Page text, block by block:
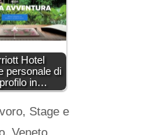
Hotel
personale di
in…
, Stage e